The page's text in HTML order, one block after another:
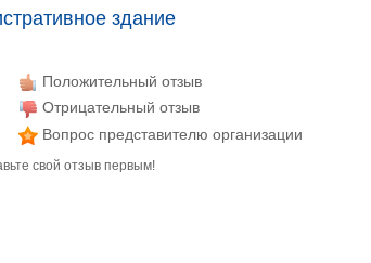
здание
Положительный отзыв
Отрицательный отзыв
Вопрос представителю организации
свой отзыв первым!